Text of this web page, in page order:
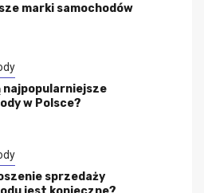
marki samochodów
najpopularniejsze
w Polsce?
sprzedaży